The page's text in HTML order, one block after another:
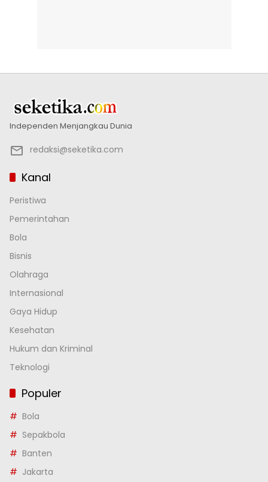
Independen Menjangkau Dunia
redaksi@seketika.com
Kanal
Peristiwa
Pemerintahan
Bola
Bisnis
Olahraga
Internasional
Gaya Hidup
Kesehatan
Hukum dan Kriminal
Teknologi
Populer
Bola
Sepakbola
Banten
Jakarta